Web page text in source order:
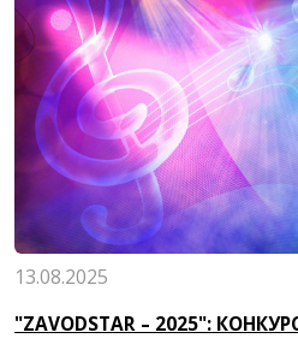
13.08.2025
"ZAVODSTAR – 2025":